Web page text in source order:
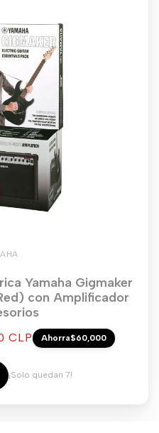
Yamaha Gigmaker
con Amplificador
CLP Ahorra$60,000
¡Solo quedan 7!